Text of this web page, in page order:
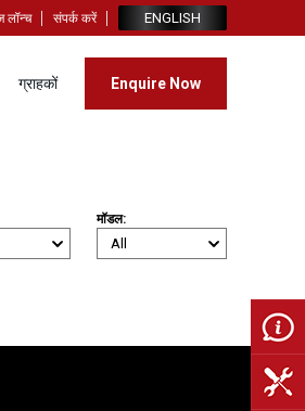
लॉन्च संपर्क करें ENGLISH
ग्राहकों Enquire Now
मॉडल: